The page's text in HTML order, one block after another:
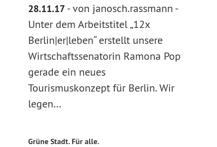
28.11.17-von janosch.rassmann -
Unter dem Arbeitstitel „12x
Berlin|er|leben“ erstellt unsere
Wirtschaftssenatorin Ramona Pop
gerade ein neues
Tourismuskonzept für Berlin. Wir
legen…
Grüne Stadt. Für alle.